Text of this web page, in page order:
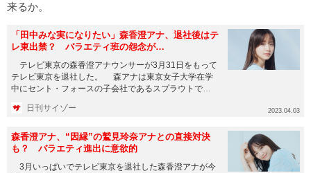
来るか。
「田中みな実になりたい」森香澄アナ、退社後はテ
レ東出禁？ バラエティ班の怨念が…
テレビ東京の森香澄アナウンサーが3月31日をもって
テレビ東京を退社した。 森アナは東京女子大学在学
中にセント・フォースの子会社であるスプラウトで活
日刊サイゾー 2023.04.03
森香澄アナ、“因縁”の鷲見玲奈アナとの直接対決
も？ バラエティ進出に意欲的
3月いっぱいでテレビ東京を退社した森香澄アナが今